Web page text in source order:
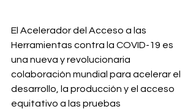
El Acelerador del Acceso a las
Herramientas contra la COVID-19 es
una nueva y revolucionaria
colaboración mundial para acelerar el
desarrollo, la producción y el acceso
equitativo a las pruebas